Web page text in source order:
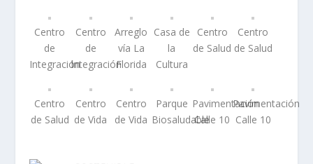
Centro
de
Integración
Centro
de
Integración
Arreglo
vía La
Florida
Casa de
la
Cultura
Centro
de Salud
Centro
de Salud
Centro
de Salud
Centro
de Vida
Centro
de Vida
Parque
Biosaludable
Pavimentación
Calle 10
Pavimentación
Calle 10